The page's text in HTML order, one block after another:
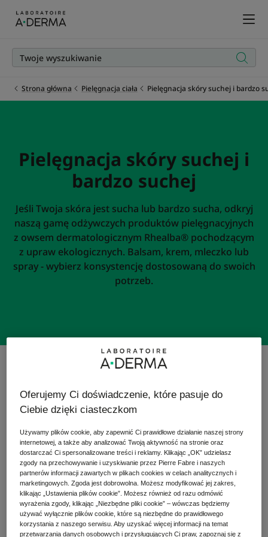
Strona główna Pielęgnacja ciała Pielęgnacja skóry suchej i bardzo
Pielęgnacja skóry suchej i
bardzo suchej
Jeśli Twoja skóra jest sucha lub bardzo sucha, odkryj
naszą gamę odżywczych produktów pielęgnacyjnych
z owsem dermatologicznym Rhealba® pochodzącym
z upraw ekologicznych. Balsam, krem, mleczko lub
spray - wybierz konsystencję dostosowaną do swoich
potrzeb.
13 wyniki "Pielęgnacja skóry suchej i
Łagodząca
dermatologiczna
THE ESSENTIALS
przeciw
drapaniu
EXOMEGA CONTROL
Oferujemy Ci doświadczenie, które pasuje do
Ciebie dzięki ciasteczkom
Używamy plików cookie, aby zapewnić Ci prawidłowe działanie naszej strony
internetowej, a także aby analizować Twoją aktywność na stronie oraz
dostarczać Ci spersonalizowane treści i reklamy. Klikając „OK” udzielasz
zgody na przechowywanie i uzyskiwanie przez Pierre Fabre i naszych
partnerów informacji zawartych w plikach cookies w celach analitycznych i
marketingowych. Zgoda jest dobrowolna. Możesz modyfikować jej zakres,
klikając „Ustawienia plików cookie”. Możesz również od razu odmówić
wyrażenia zgody, klikając „Niezbędne pliki cookie” – wówczas będziemy
używać wyłącznie plików cookie, które są niezbędne do prawidłowego
korzystania z naszego serwisu. Aby uzyskać więcej informacji na temat
przetwarzania danych osobowych i przysługujących Ci praw, zapoznaj się z